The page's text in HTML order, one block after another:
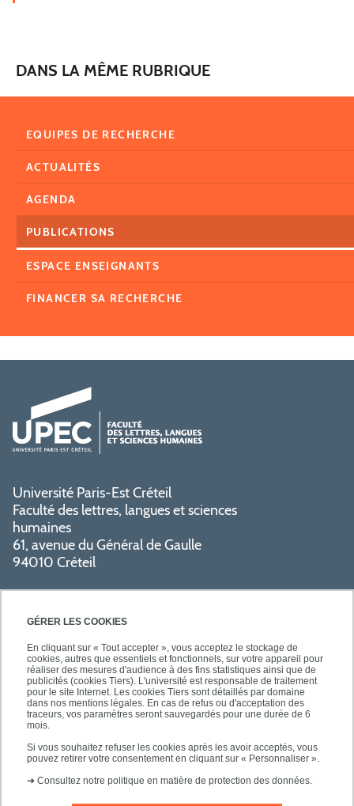
GÉRER LES COOKIES
En cliquant sur « Tout accepter », vous acceptez le stockage de
cookies, autres que essentiels et fonctionnels, sur votre appareil pour
réaliser des mesures d'audience à des fins statistiques ainsi que de
publicités (cookies Tiers). L'université est responsable de traitement
pour le site Internet. Les cookies Tiers sont détaillés par domaine
dans nos mentions légales. En cas de refus ou d'acceptation des
traceurs, vos paramètres seront sauvegardés pour une durée de 6
mois.
Si vous souhaitez refuser les cookies après les avoir acceptés, vous
pouvez retirer votre consentement en cliquant sur « Personnaliser ».
➜ Consultez notre politique en matière de protection des données.
DANS LA MÊME RUBRIQUE
EQUIPES DE RECHERCHE
ACTUALITÉS
AGENDA
PUBLICATIONS
ESPACE ENSEIGNANTS
FINANCER SA RECHERCHE
Université Paris-Est Créteil
Faculté des lettres, langues et sciences
humaines
61, avenue du Général de Gaulle
94010 Créteil
PRATIQUE
NOS FORMATIONS